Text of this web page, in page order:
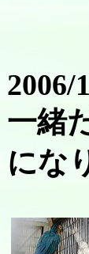
2006/
一緒
にな